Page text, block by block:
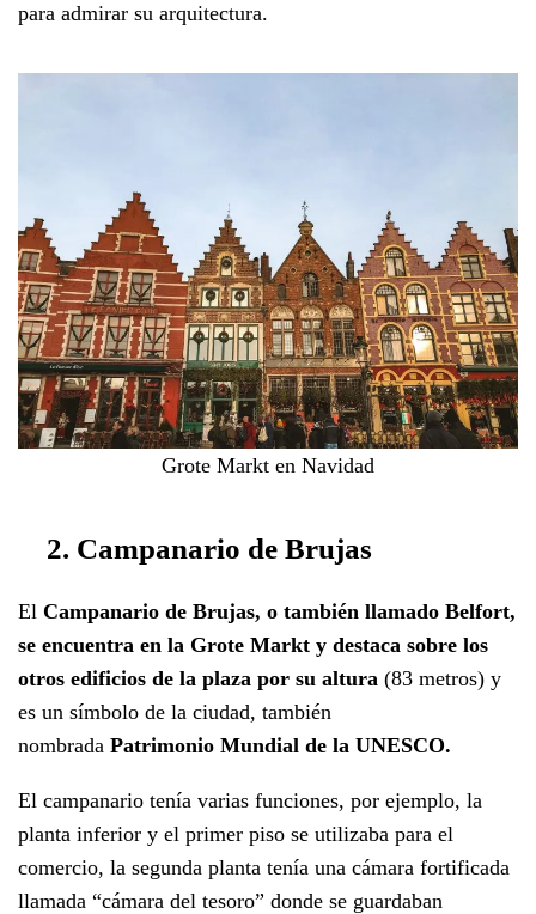
para admirar su arquitectura.
Grote Markt en Navidad
2. Campanario de Brujas
El Campanario de Brujas, o también llamado Belfort,
se encuentra en la Grote Markt y destaca sobre los
otros edificios de la plaza por su altura (83 metros) y
es un símbolo de la ciudad, también
nombrada Patrimonio Mundial de la UNESCO.
El campanario tenía varias funciones, por ejemplo, la
planta inferior y el primer piso se utilizaba para el
comercio, la segunda planta tenía una cámara fortificada
llamada “cámara del tesoro” donde se guardaban